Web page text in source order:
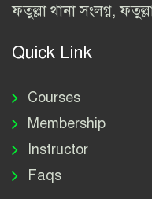
ফতুল্লা থানা সংলগ্ন,
Quick Link
Courses
Membership
Instructor
Faqs